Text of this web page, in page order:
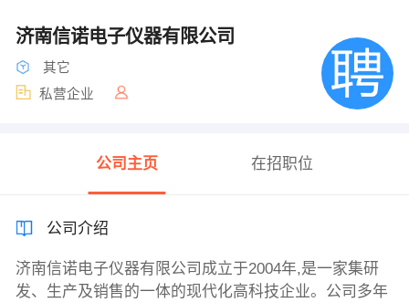
济南信诺电子仪器有限公司
其它
私营企业
公司主页 在招职位
公司介绍
济南信诺电子仪器有限公司成立于2004年,是一家集研
发、生产及销售的一体的现代化高科技企业。公司多年